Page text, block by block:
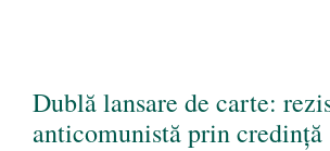
Dublă lansare de carte:
anticomunistă prin credinţă